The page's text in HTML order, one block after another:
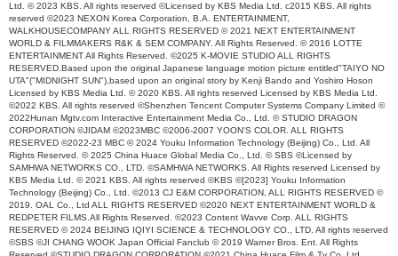
Ltd. © 2023 KBS. All rights reserved ©Licensed by KBS Media Ltd. c2015 KBS. All rights
reserved ©2023 NEXON Korea Corporation, B.A. ENTERTAINMENT,
WALKHOUSECOMPANY ALL RIGHTS RESERVED © 2021 NEXT ENTERTAINMENT
WORLD & FILMMAKERS R&K & SEM COMPANY. All Rights Reserved. © 2016 LOTTE
ENTERTAINMENT All Rights Reserved. ©2025 K-MOVIE STUDIO ALL RIGHTS
RESERVED.Based upon the original Japanese language motion picture entitled"TAIYO NO
UTA"("MIDNIGHT SUN"),based upon an original story by Kenji Bando and Yoshiro Hoson
Licensed by KBS Media Ltd. © 2020 KBS. All rights reserved Licensed by KBS Media Ltd.
©2022 KBS. All rights reserved ©Shenzhen Tencent Computer Systems Company Limited ©
2022Hunan Mgtv.com Interactive Entertainment Media Co., Ltd. © STUDIO DRAGON
CORPORATION ©JIDAM ©2023MBC ©2006-2007 YOON'S COLOR. ALL RIGHTS
RESERVED ©2022-23 MBC © 2024 Youku Information Technology (Beijing) Co., Ltd. All
Rights Reserved. © 2025 China Huace Global Media Co., Ltd. © SBS ©Licensed by
SAMHWA NETWORKS CO., LTD. ©SAMHWA NETWORKS. All Rights reserved Licensed by
KBS Media Ltd. © 2021 KBS. All rights reserved ©KBS ©[2023] Youku Information
Technology (Beijing) Co., Ltd. ©2013 CJ E&M CORPORATION, ALL RIGHTS RESERVED ©
2019. OAL Co., Ltd ALL RIGHTS RESERVED ©2020 NEXT ENTERTAINMENT WORLD &
REDPETER FILMS.All Rights Reserved. ©2023 Content Wavve Corp. ALL RIGHTS
RESERVED © 2024 BEIJING IQIYI SCIENCE & TECHNOLOGY CO., LTD. All rights reserved
©SBS ©JI CHANG WOOK Japan Official Fanclub © 2019 Warner Bros. Ent. All Rights